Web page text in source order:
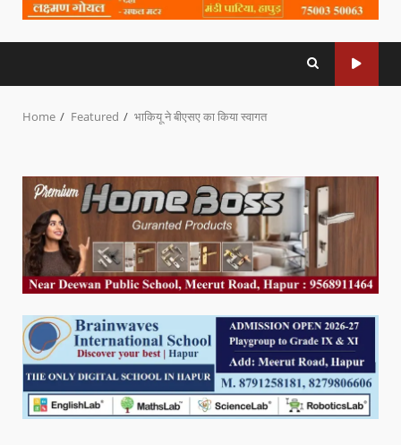
Home Featured भाकियू ने बीएसए का किया स्वागत